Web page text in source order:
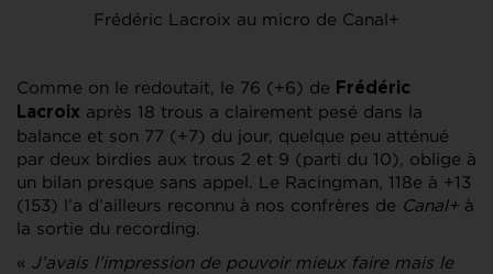
Frédéric Lacroix au micro de Canal+
Comme on le redoutait, le 76 (+6) de Frédéric
Lacroix après 18 trous a clairement pesé dans la
balance et son 77 (+7) du jour, quelque peu atténué
par deux birdies aux trous 2 et 9 (parti du 10), oblige à
un bilan presque sans appel. Le Racingman, 118e à +13
(153) l’a d’ailleurs reconnu à nos confrères de Canal+ à
la sortie du recording.
« J’avais l’impression de pouvoir mieux faire mais le